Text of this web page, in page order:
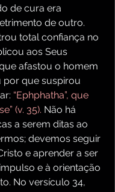
de cura era
de outro.
total confiança no
aos Seus
afastou o homem
por que suspirou
“Ephphatha”, que
(v. 35). Não há
a serem ditas ao
devemos seguir
e aprender a ser
e à orientação
No versículo 34,